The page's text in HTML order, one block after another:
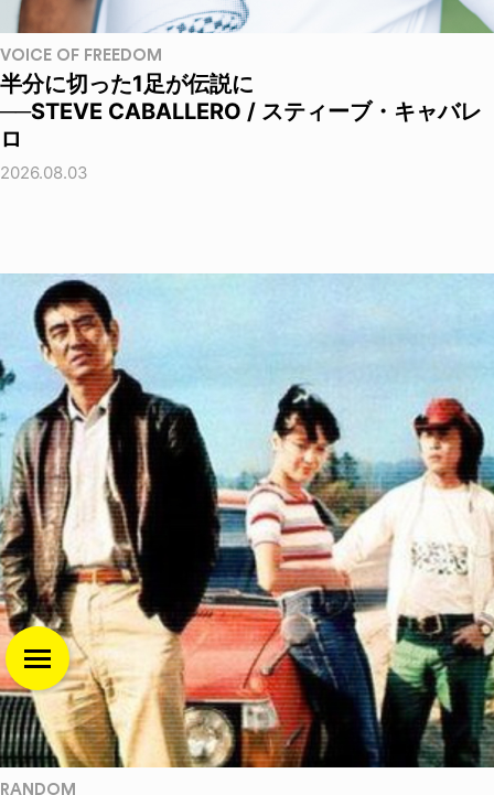
VOICE OF FREEDOM
半分に切った1足が伝説に
──STEVE CABALLERO / スティーブ・キャバレ
ロ
2026.08.03
RANDOM